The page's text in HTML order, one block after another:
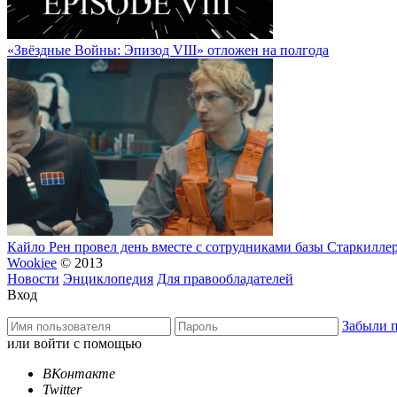
«Звёздные Войны: Эпизод VIII» отложен на полгода
Кайло Рен провел день вместе с сотрудниками базы
Wookiee © 2013
Новости Энциклопедия Для правообладателей
Вход
Забыли
или войти с помощью
ВКонтакте
Twitter